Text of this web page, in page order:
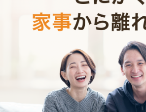
にできないので構って欲しがり、夕
かしつけるまでは、最低限の家事し
でしょう。
しかし、ママ達は平日の夜も、翌日
備、簡単な掃除やご飯の後片付けな
そんなママ達は、呪文のように子ども
ね」と言って寝かしつけ、子どもが